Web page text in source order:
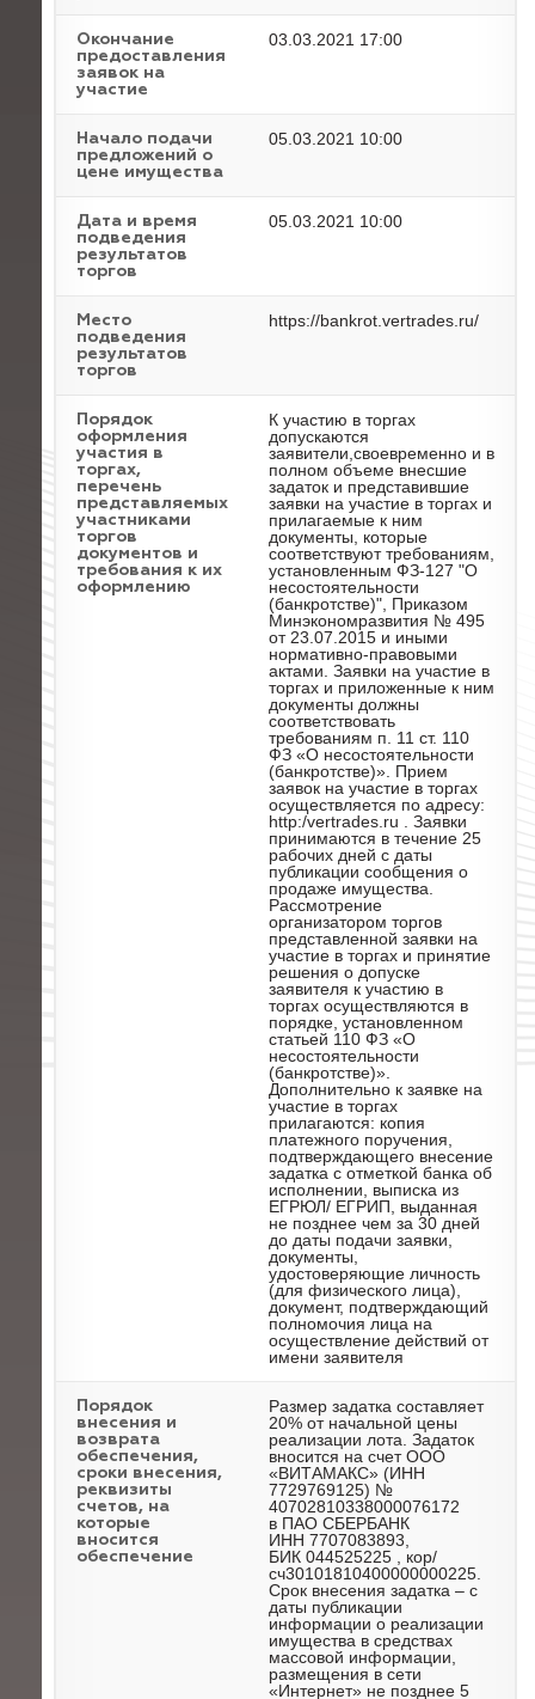
Окончание
предоставления
заявок на
участие
03.03.2021 17:00
Начало подачи
предложений о
цене имущества
05.03.2021 10:00
Дата и время
подведения
результатов
торгов
05.03.2021 10:00
Место
подведения
результатов
торгов
https://bankrot.vertrades.ru/
Порядок
оформления
участия в
торгах,
перечень
представляемых
участниками
торгов
документов и
требования к их
оформлению
К участию в торгах
допускаются
заявители,своевременно и в
полном объеме внесшие
задаток и представившие
заявки на участие в торгах и
прилагаемые к ним
документы, которые
соответствуют требованиям,
установленным ФЗ-127 "О
несостоятельности
(банкротстве)", Приказом
Минэкономразвития № 495
от 23.07.2015 и иными
нормативно-правовыми
актами. Заявки на участие в
торгах и приложенные к ним
документы должны
соответствовать
требованиям п. 11 ст. 110
ФЗ «О несостоятельности
(банкротстве)». Прием
заявок на участие в торгах
осуществляется по адресу:
http:/vertrades.ru . Заявки
принимаются в течение 25
рабочих дней с даты
публикации сообщения о
продаже имущества.
Рассмотрение
организатором торгов
представленной заявки на
участие в торгах и принятие
решения о допуске
заявителя к участию в
торгах осуществляются в
порядке, установленном
статьей 110 ФЗ «О
несостоятельности
(банкротстве)».
Дополнительно к заявке на
участие в торгах
прилагаются: копия
платежного поручения,
подтверждающего внесение
задатка с отметкой банка об
исполнении, выписка из
ЕГРЮЛ/ ЕГРИП, выданная
не позднее чем за 30 дней
до даты подачи заявки,
документы,
удостоверяющие личность
(для физического лица),
документ, подтверждающий
полномочия лица на
осуществление действий от
имени заявителя
Порядок
внесения и
возврата
обеспечения,
сроки внесения,
реквизиты
счетов, на
которые
вносится
обеспечение
Размер задатка составляет
20% от начальной цены
реализации лота. Задаток
вносится на счет ООО
«ВИТАМАКС» (ИНН
7729769125) №
40702810338000076172
в ПАО СБЕРБАНК
ИНН 7707083893,
БИК 044525225 , кор/
сч30101810400000000225.
Срок внесения задатка – с
даты публикации
информации о реализации
имущества в средствах
массовой информации,
размещения в сети
«Интернет» не позднее 5